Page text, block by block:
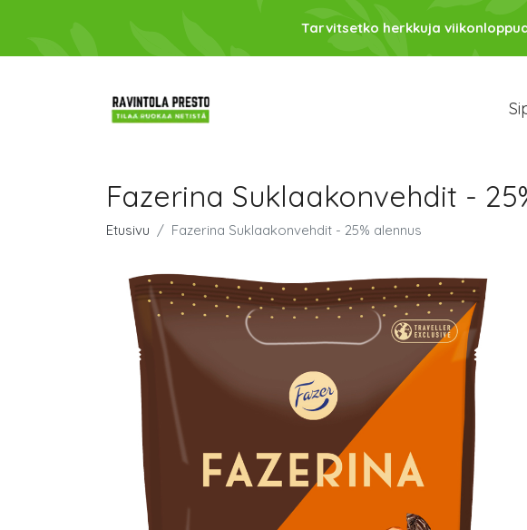
Tarvitsetko herkkuja
Fazerina Suklaakonvehdit -
Etusivu Fazerina Suklaakonvehdit - 25% alennus